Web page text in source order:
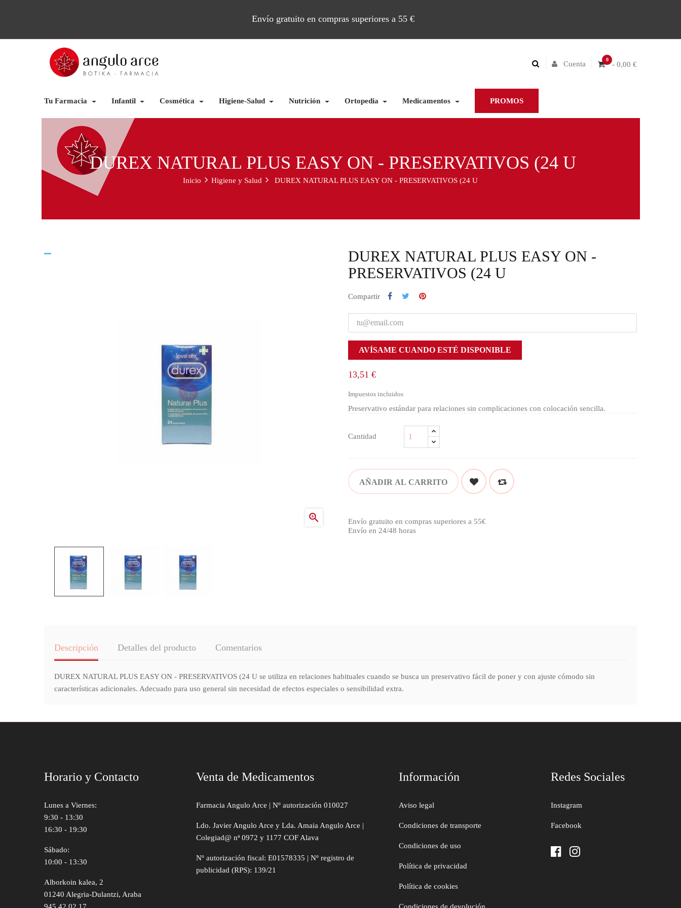
Envío gratuito en compras superiores a 55 €
0
- 0,00 €
Cuenta
Tu Farmacia Infantil Cosmética Higiene-Salud Nutrición Ortopedia Medicamentos PROMOS
DUREX NATURAL PLUS EASY ON - PRESERVATIVOS (24 U
Inicio Higiene y Salud DUREX NATURAL PLUS EASY ON - PRESERVATIVOS (24 U

DUREX NATURAL PLUS EASY ON -
PRESERVATIVOS (24 U
Compartir
AVÍSAME CUANDO ESTÉ DISPONIBLE
13,51 €
Impuestos incluidos
Preservativo estándar para relaciones sin complicaciones con colocación sencilla.
Cantidad
AÑADIR AL CARRITO
Envío gratuito en compras superiores a 55€
Envío en 24/48 horas
Descripción Detalles del producto Comentarios
DUREX NATURAL PLUS EASY ON - PRESERVATIVOS (24 U se utiliza en relaciones habituales cuando se busca un preservativo fácil de poner y con ajuste cómodo sin
características adicionales. Adecuado para uso general sin necesidad de efectos especiales o sensibilidad extra.
Horario y Contacto
Lunes a Viernes:
9:30 - 13:30
16:30 - 19:30
Sábado:
10:00 - 13:30
Alborkoin kalea, 2
01240 Alegria-Dulantzi, Araba
Venta de Medicamentos
Farmacia Angulo Arce | Nº autorización 010027
Ldo. Javier Angulo Arce y Lda. Amaia Angulo Arce |
Colegiad@ nª 0972 y 1177 COF Alava
Nº autorización fiscal: E01578335 | Nº registro de
publicidad (RPS): 139/21
Información
Aviso legal
Condiciones de transporte
Condiciones de uso
Política de privacidad
Política de cookies
Redes Sociales
Instagram
Facebook